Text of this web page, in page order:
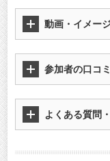
動画・イメー
参加者の口コ
よくある質問